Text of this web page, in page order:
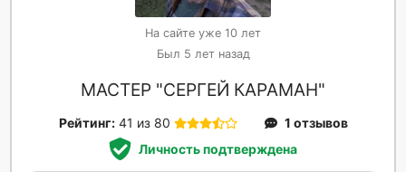
На сайте уже 10 лет
Был 5 лет назад
МАСТЕР "СЕРГЕЙ КАРАМАН"
Рейтинг: 41 из 80
1 отзывов
Личность подтверждена